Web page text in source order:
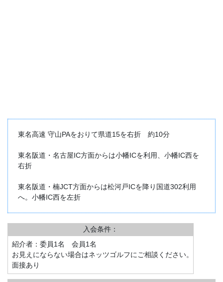
東名高速 守山PAをおりて県道15を右折 約10分
東名阪道・名古屋IC方面からは小幡ICを利用、小幡IC西を
右折
東名阪道・楠JCT方面からは松河戸ICを降り国道302利用
へ。小幡IC西を左折
入会条件：
紹介者：委員1名 会員1名
お見えにならない場合はネッツゴルフにご相談ください。
面接あり